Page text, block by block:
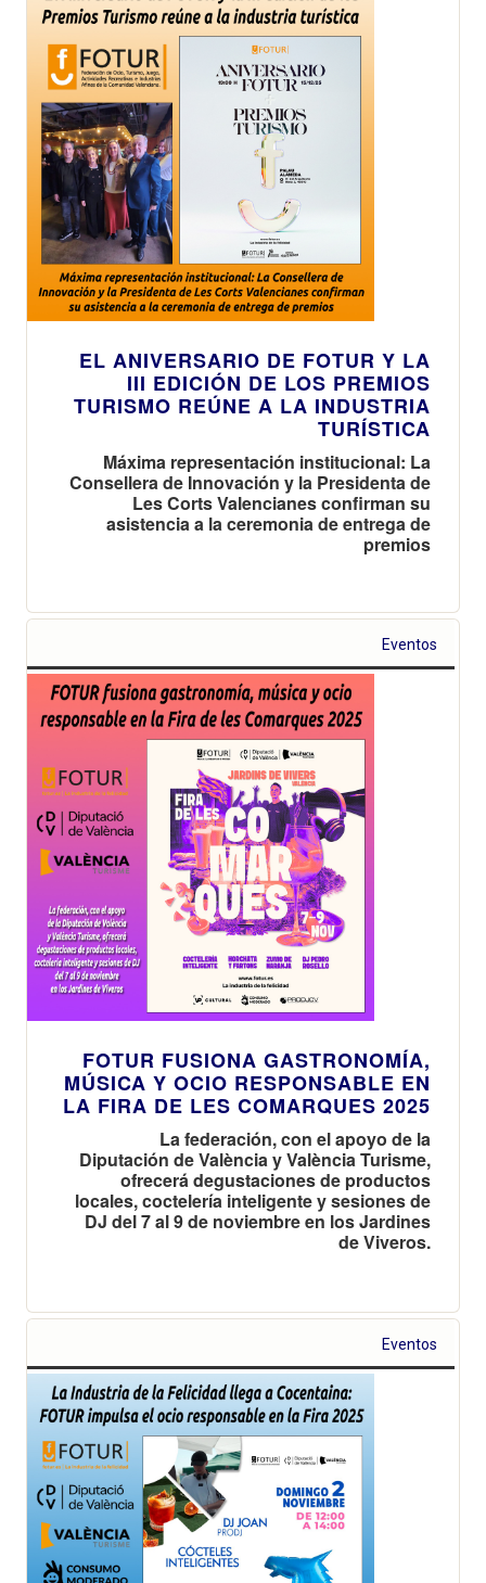
EL ANIVERSARIO DE FOTUR Y LA
III EDICIÓN DE LOS PREMIOS
TURISMO REÚNE A LA INDUSTRIA
TURÍSTICA
Máxima representación institucional: La
Consellera de Innovación y la Presidenta de
Les Corts Valencianes confirman su
asistencia a la ceremonia de entrega de
premios
Eventos
FOTUR FUSIONA GASTRONOMÍA,
MÚSICA Y OCIO RESPONSABLE EN
LA FIRA DE LES COMARQUES 2025
La federación, con el apoyo de la
Diputación de València y València Turisme,
ofrecerá degustaciones de productos
locales, coctelería inteligente y sesiones de
DJ del 7 al 9 de noviembre en los Jardines
de Viveros.
Eventos